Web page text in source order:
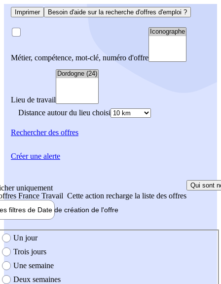
Imprimer Besoin d'aide sur la recherche d'offres d'emploi ?
Métier, compétence, mot-clé, numéro d'offre
Lieu de travail
Distance autour du lieu choisi
Rechercherdes offres
uniquement
France Travail Cette action recharge la liste des offres
Qui sont
filtres de Date de création de l'offre
création de l'offre
Un jour
Trois jours
Une semaine
Deux semaines
Créer une alerte